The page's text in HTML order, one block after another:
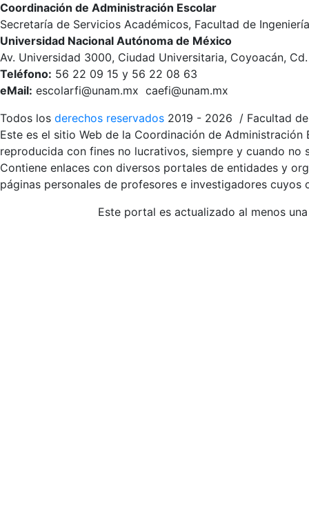
Coordinación de Administración Escolar
Secretaría de Servicios Académicos, Facultad de Ingeniería
Universidad Nacional Autónoma de México
Av. Universidad 3000, Ciudad Universitaria, Coyoacán,
Teléfono: 56 22 09 15 y 56 22 08 63
eMail: escolarfi@unam.mx caefi@unam.mx
Todos los derechos reservados 2019 - 2026 / Facultad
Este es el sitio Web de la Coordinación de
reproducida con fines no lucrativos, siempre y cuando
Contiene enlaces con diversos portales de entidades y
páginas personales de profesores e investigadores
Este portal es actualizado al menos